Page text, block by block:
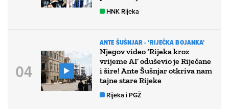
HNK Rijeka
ANTE ŠUŠNJAR - 'RIJEČKA BOJANKA'
Njegov video ‘Rijeka kroz
vrijeme AI’ oduševio je Riječane
i šire! Ante Šušnjar otkriva nam
tajne stare Rijeke
Rijeka i PGŽ